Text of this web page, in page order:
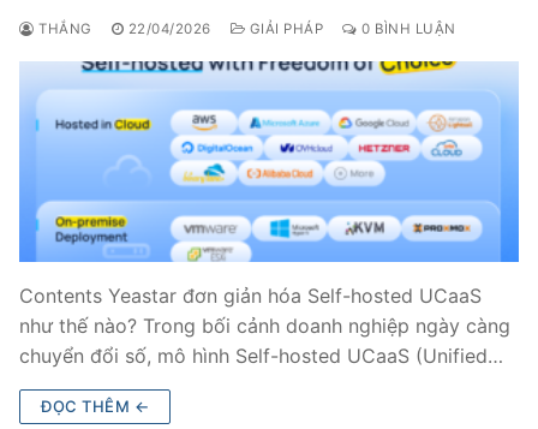
E1 / T1 / PRI VoIP Gateway
PRI VoIP Gateway TE100
PRI VoIP Gateway TE200
BRI VoIP Gateway
LIÊN HỆ
HƯỚNG DẪN
THẮNG 22/04/2026 GIẢI PHÁP 0 BÌNH LUẬN
Contents Yeastar đơn giản hóa Self-hosted UCaaS
như thế nào? Trong bối cảnh doanh nghiệp ngày càng
chuyển đổi số, mô hình Self-hosted UCaaS (Unified…
ĐỌC THÊM ←